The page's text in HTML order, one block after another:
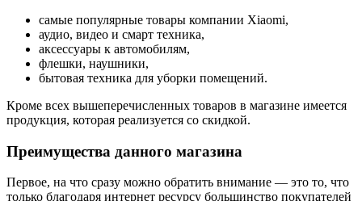
самые популярные товары компании Xiaomi,
аудио, видео и смарт техника,
аксессуары к автомобилям,
флешки, наушники,
бытовая техника для уборки помещений.
Кроме всех вышеперечисленных товаров в магазине имеется
продукция, которая реализуется со скидкой.
Преимущества данного магазина
Первое, на что сразу можно обратить внимание — это то, что
только благодаря интернет ресурсу большинство покупателей